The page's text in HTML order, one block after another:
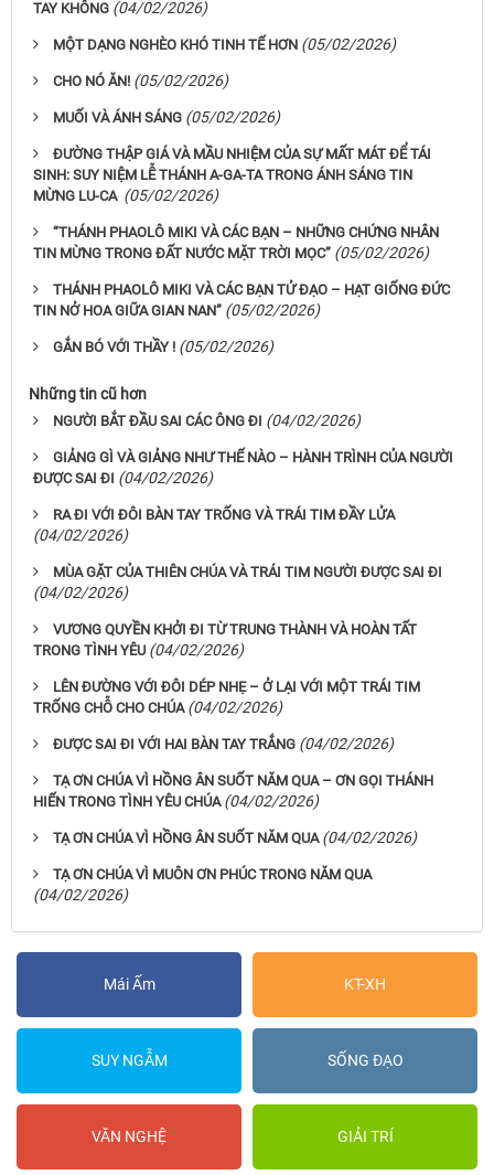
TAY KHÔNG (04/02/2026)
MỘT DẠNG NGHÈO KHÓ TINH TẾ HƠN (05/02/2026)
CHO NÓ ĂN! (05/02/2026)
MUỐI VÀ ÁNH SÁNG (05/02/2026)
ĐƯỜNG THẬP GIÁ VÀ MẦU NHIỆM CỦA SỰ MẤT MÁT ĐỂ TÁI
SINH: SUY NIỆM LỄ THÁNH A-GA-TA TRONG ÁNH SÁNG TIN
MỪNG LU-CA (05/02/2026)
“THÁNH PHAOLÔ MIKI VÀ CÁC BẠN – NHỮNG CHỨNG NHÂN
TIN MỪNG TRONG ĐẤT NƯỚC MẶT TRỜI MỌC” (05/02/2026)
THÁNH PHAOLÔ MIKI VÀ CÁC BẠN TỬ ĐẠO – HẠT GIỐNG ĐỨC
TIN NỞ HOA GIỮA GIAN NAN” (05/02/2026)
GẮN BÓ VỚI THẦY ! (05/02/2026)
Những tin cũ hơn
NGƯỜI BẮT ĐẦU SAI CÁC ÔNG ĐI (04/02/2026)
GIẢNG GÌ VÀ GIẢNG NHƯ THẾ NÀO – HÀNH TRÌNH CỦA NGƯỜI
ĐƯỢC SAI ĐI (04/02/2026)
RA ĐI VỚI ĐÔI BÀN TAY TRỐNG VÀ TRÁI TIM ĐẦY LỬA
(04/02/2026)
MÙA GẶT CỦA THIÊN CHÚA VÀ TRÁI TIM NGƯỜI ĐƯỢC SAI ĐI
(04/02/2026)
VƯƠNG QUYỀN KHỞI ĐI TỪ TRUNG THÀNH VÀ HOÀN TẤT
TRONG TÌNH YÊU (04/02/2026)
LÊN ĐƯỜNG VỚI ĐÔI DÉP NHẸ – Ở LẠI VỚI MỘT TRÁI TIM
TRỐNG CHỖ CHO CHÚA (04/02/2026)
ĐƯỢC SAI ĐI VỚI HAI BÀN TAY TRẮNG (04/02/2026)
TẠ ƠN CHÚA VÌ HỒNG ÂN SUỐT NĂM QUA – ƠN GỌI THÁNH
HIẾN TRONG TÌNH YÊU CHÚA (04/02/2026)
TẠ ƠN CHÚA VÌ HỒNG ÂN SUỐT NĂM QUA (04/02/2026)
TẠ ƠN CHÚA VÌ MUÔN ƠN PHÚC TRONG NĂM QUA
(04/02/2026)
Mái Ấm KT-XH
SUY NGẪM SỐNG ĐẠO
VĂN NGHỆ GIẢI TRÍ